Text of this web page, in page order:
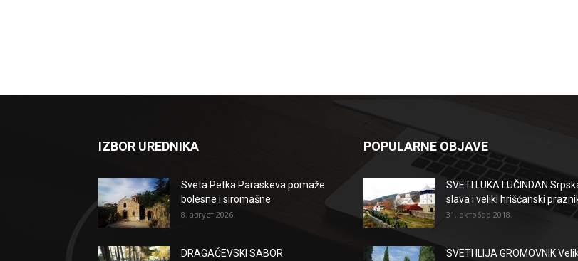
IZBOR UREDNIKA
Sveta Petka Paraskeva pomaže
bolesne i siromašne
8. август 2026.
DRAGAČEVSKI SABOR
POPULARNE OBJAVE
SVETI LUKA LUČINDAN
slava i veliki hrišćanski
31. октобар 2018.
SVETI ILIJA GROMOVNIK